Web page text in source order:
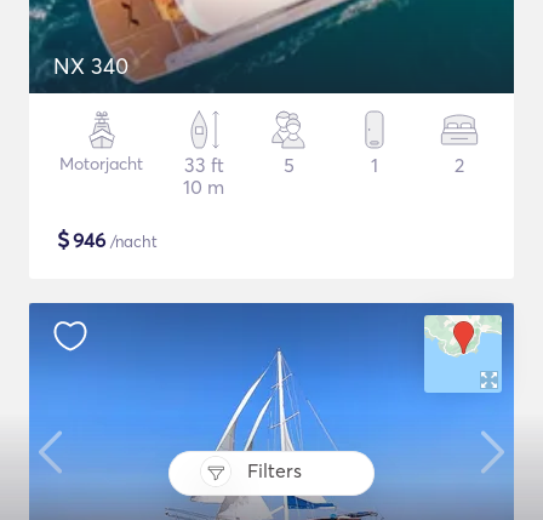
Filters
NX 340
Motorjacht
33 ft
10 m
5 1 2
$946 /nacht